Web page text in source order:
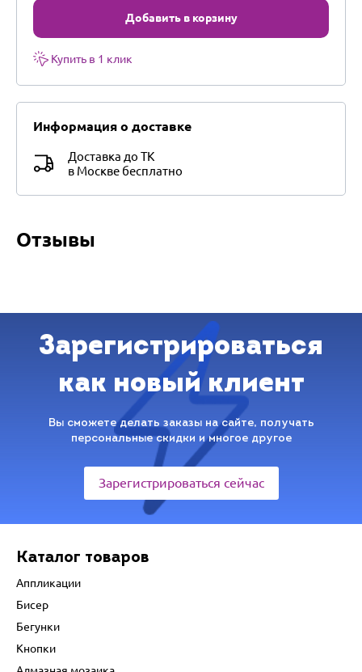
Добавить в корзину
Купить в 1 клик
Информация о доставке
Доставка до ТК
в Москве бесплатно
Отзывы
Зарегистрироваться
как новый клиент
Вы сможете делать заказы на сайте, получать
персональные скидки и многое другое
Зарегистрироваться сейчас
Каталог товаров
Аппликации
Бисер
Бегунки
Кнопки